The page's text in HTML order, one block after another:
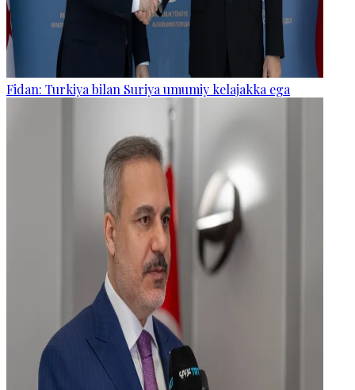
Fidan: Turkiya bilan Suriya umumiy kelajakka ega